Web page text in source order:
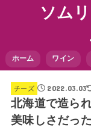
ソム
ホーム ワイン
チーズ 2022.03.03
北海道で造ら
美味しさだっ